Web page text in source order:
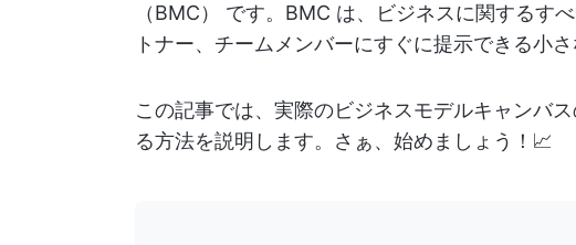
（BMC） です。BMC は、ビジネスに関するす
トナー、チームメンバーにすぐに提示できる小
この記事では、実際のビジネスモデルキャンバ
る方法を説明します。さぁ、始めましょう！📈